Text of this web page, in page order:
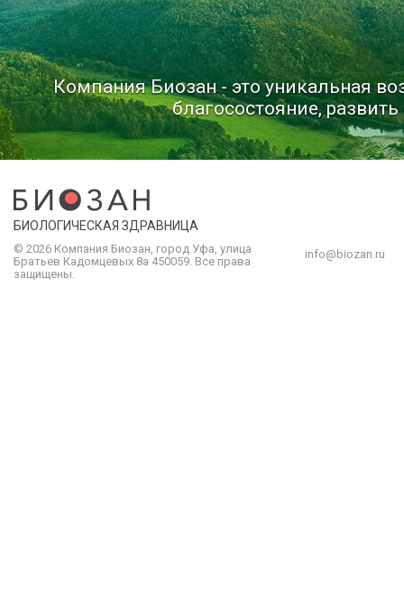
Компания Биозан - это уникальная
благосостояние,
БИОЛОГИЧЕСКАЯ ЗДРАВНИЦА
© 2026 Компания Биозан, город Уфа, улица
Братьев Кадомцевых 8а 450059. Все права
защищены.
info@biozan.ru